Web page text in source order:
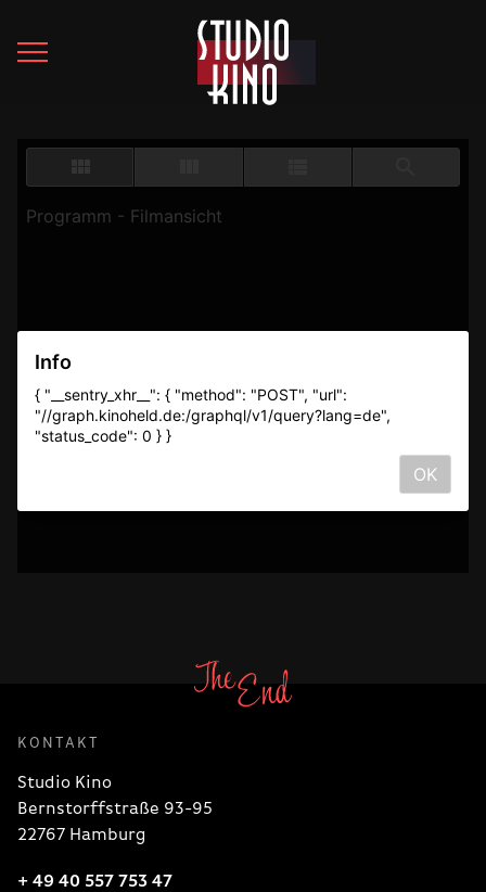
KONTAKT
Studio Kino
Bernstorffstraße 93-95
22767 Hamburg
+ 49 40 557 753 47